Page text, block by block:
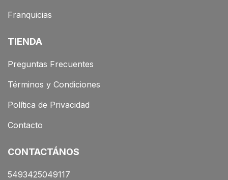
Franquicias
TIENDA
Preguntas Frecuentes
Términos y Condiciones
Política de Privacidad
Contacto
CONTACTÁNOS
5493425049117